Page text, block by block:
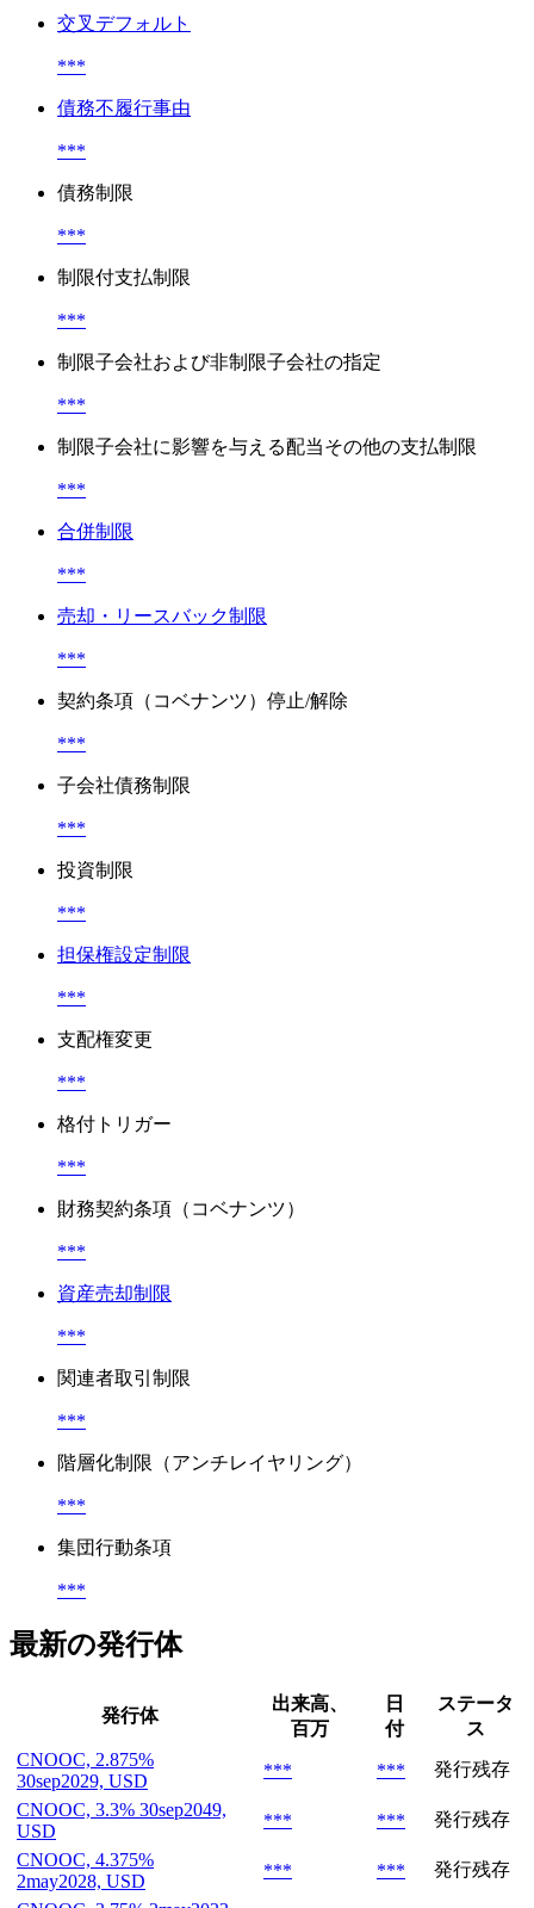
交叉デフォルト
***
債務不履行事由
***
債務制限
***
制限付支払制限
***
制限子会社および非制限子会社の指定
***
制限子会社に影響を与える配当その他の支払制限
***
合併制限
***
売却・リースバック制限
***
契約条項（コベナンツ）停止/解除
***
子会社債務制限
***
投資制限
***
担保権設定制限
***
支配権変更
***
格付トリガー
***
財務契約条項（コベナンツ）
***
資産売却制限
***
関連者取引制限
***
階層化制限（アンチレイヤリング）
***
集団行動条項
***
最新の発行体
発行体
出来高、
百万
日
付
ステータ
ス
CNOOC, 2.875%
30sep2029, USD
*** ***
発行残存
CNOOC, 3.3% 30sep2049,
USD
*** ***
発行残存
CNOOC, 4.375%
2may2028, USD
*** ***
発行残存